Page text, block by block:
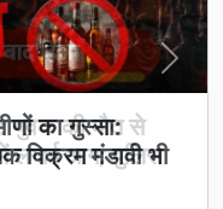
का गुस्सा:
विक्रम मंडावी भी
Next